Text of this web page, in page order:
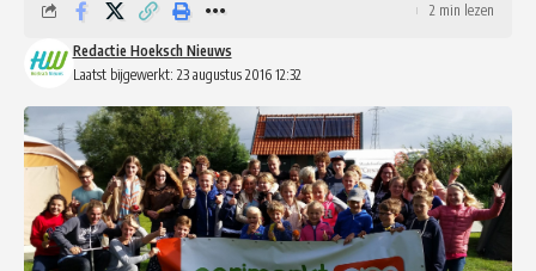
Laatst bijgewerkt: 23 augustus 2016 12:32
Redactie Hoeksch Nieuws
2 min lezen